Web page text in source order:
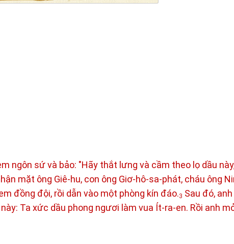
ngôn sứ và bảo: "Hãy thắt lưng và cầm theo lọ dầu
mặt ông Giê-hu, con ông Giơ-hô-sa-phát, cháu ông
đồng đội, rồi dẫn vào một phòng kín đáo.3 Sau đó,
Ta xức dầu phong ngươi làm vua Ít-ra-en. Rồi anh